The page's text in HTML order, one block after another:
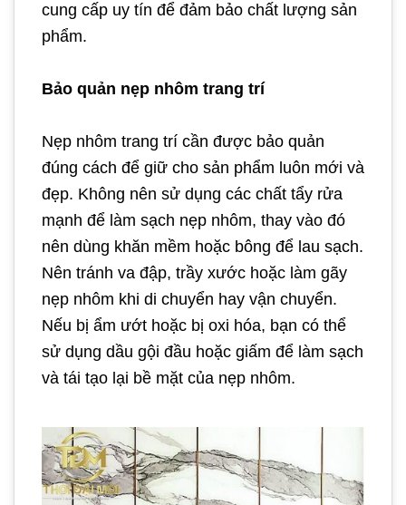
cung cấp uy tín để đảm bảo chất lượng sản
phẩm.
Bảo quản nẹp nhôm trang trí
Nẹp nhôm trang trí cần được bảo quản
đúng cách để giữ cho sản phẩm luôn mới và
đẹp. Không nên sử dụng các chất tẩy rửa
mạnh để làm sạch nẹp nhôm, thay vào đó
nên dùng khăn mềm hoặc bông để lau sạch.
Nên tránh va đập, trầy xước hoặc làm gãy
nẹp nhôm khi di chuyển hay vận chuyển.
Nếu bị ẩm ướt hoặc bị oxi hóa, bạn có thể
sử dụng dầu gội đầu hoặc giấm để làm sạch
và tái tạo lại bề mặt của nẹp nhôm.